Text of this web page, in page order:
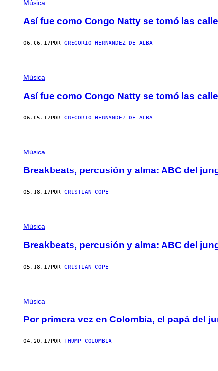
Música
Así fue como Congo Natty se tomó las
06.06.17 POR GREGORIO HERNÁNDEZ DE ALBA
Música
Así fue como Congo Natty se tomó las
06.05.17POR GREGORIO HERNÁNDEZ DE ALBA
Música
Breakbeats, percusión y alma: ABC del
05.18.17 POR CRISTIAN COPE
Música
Breakbeats, percusión y alma: ABC del
05.18.17POR CRISTIAN COPE
Música
Por primera vez en Colombia, el papá del
04.20.17 POR THUMP COLOMBIA